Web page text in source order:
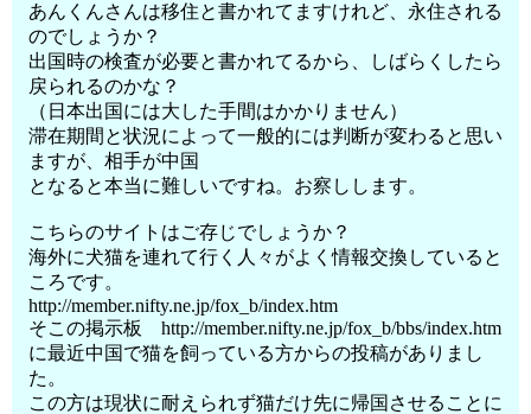
あんくんさんは移住と書かれてますけれど、永住される
のでしょうか？
出国時の検査が必要と書かれてるから、しばらくしたら
戻られるのかな？
（日本出国には大した手間はかかりません）
滞在期間と状況によって一般的には判断が変わると思い
ますが、相手が中国
となると本当に難しいですね。お察しします。
こちらのサイトはご存じでしょうか？
海外に犬猫を連れて行く人々がよく情報交換していると
ころです。
http://member.nifty.ne.jp/fox_b/index.htm
そこの掲示板 http://member.nifty.ne.jp/fox_b/bbs/index.htm
に最近中国で猫を飼っている方からの投稿がありまし
た。
この方は現状に耐えられず猫だけ先に帰国させることに